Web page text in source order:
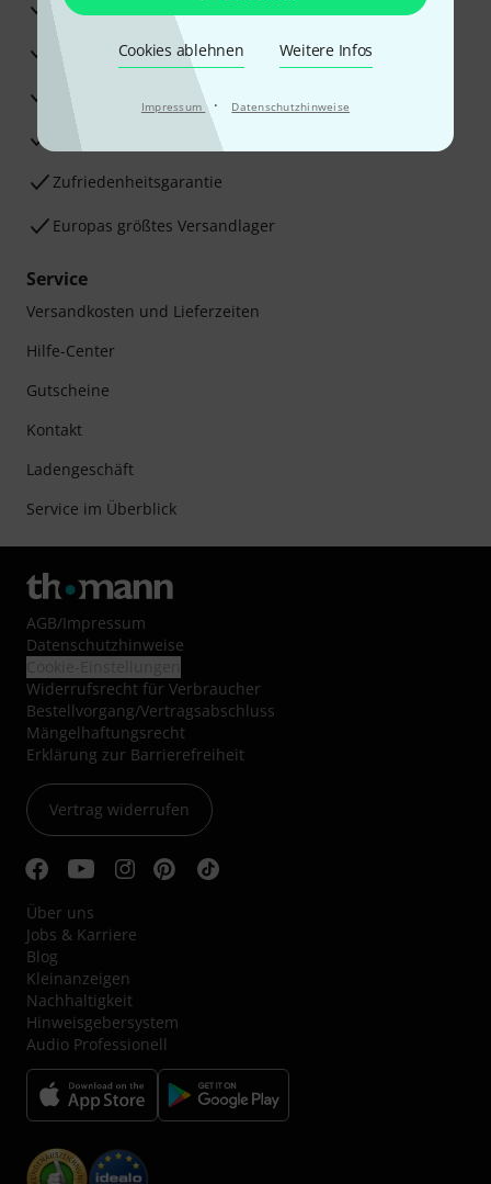
Cookies ablehnen Weitere Infos
Impressum · Datenschutzhinweise
3 Jahre Thomann Garantie
30 Tage Money-Back-Garantie
Beratung durch Fachexperten
Zufriedenheitsgarantie
Europas größtes Versandlager
Service
Versandkosten und Lieferzeiten
Hilfe-Center
Gutscheine
Kontakt
Ladengeschäft
Service im Überblick
AGB/Impressum
Datenschutzhinweise
Widerrufsrecht für Verbraucher
Bestellvorgang/Vertragsabschluss
Mängelhaftungsrecht
Erklärung zur Barrierefreiheit
Vertrag widerrufen
Über uns
Jobs & Karriere
Blog
Kleinanzeigen
Nachhaltigkeit
Hinweisgebersystem
Audio Professionell